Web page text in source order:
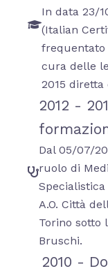
In data 23/
(Italian
frequentato
cura delle
2015 diretta
2012 -
Dal 05/07/
ruolo di
Specialistica
A.O. Città
Torino sotto
Bruschi.
2010 -